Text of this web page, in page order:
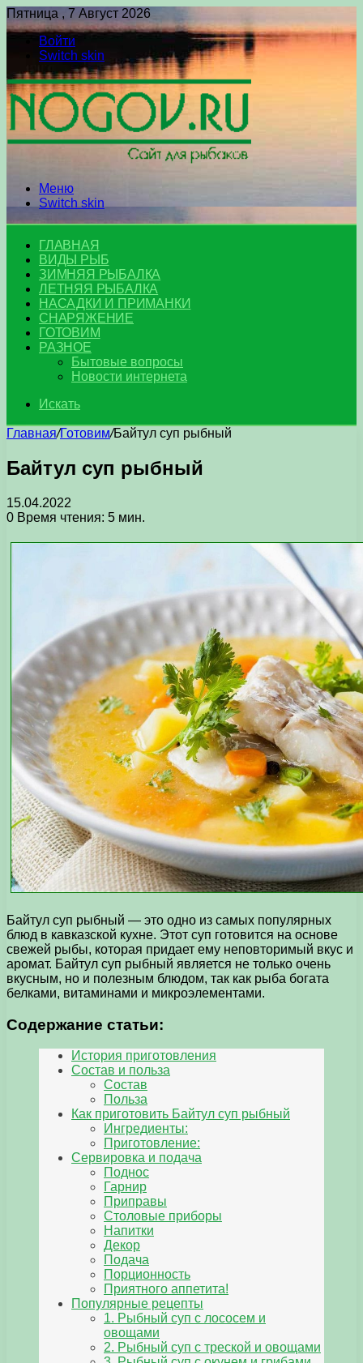
Пятница , 7 Август 2026
Войти
Switch skin
Меню
Switch skin
ГЛАВНАЯ
ВИДЫ РЫБ
ЗИМНЯЯ РЫБАЛКА
ЛЕТНЯЯ РЫБАЛКА
НАСАДКИ И ПРИМАНКИ
СНАРЯЖЕНИЕ
ГОТОВИМ
РАЗНОЕ
Бытовые вопросы
Новости интернета
Искать
Главная/Готовим/Байтул суп рыбный
Байтул суп рыбный
15.04.2022
0 Время чтения: 5 мин.
Байтул суп рыбный — это одно из самых популярных
блюд в кавказской кухне. Этот суп готовится на основе
свежей рыбы, которая придает ему неповторимый вкус и
аромат. Байтул суп рыбный является не только очень
вкусным, но и полезным блюдом, так как рыба богата
белками, витаминами и микроэлементами.
Содержание статьи:
История приготовления
Состав и польза
Состав
Польза
Как приготовить Байтул суп рыбный
Ингредиенты:
Приготовление:
Сервировка и подача
Поднос
Гарнир
Приправы
Столовые приборы
Напитки
Декор
Подача
Порционность
Приятного аппетита!
Популярные рецепты
1. Рыбный суп с лососем и
овощами
2. Рыбный суп с треской и овощами